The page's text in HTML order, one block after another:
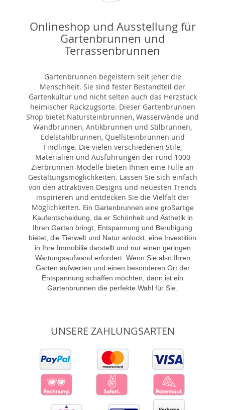
Onlineshop und Ausstellung für
Gartenbrunnen und
Terrassenbrunnen
Gartenbrunnen begeistern seit jeher die
Menschheit. Sie sind fester Bestandteil der
Gartenkultur und nicht selten auch das Herzstück
heimischer Rückzugsorte. Dieser Gartenbrunnen
Shop bietet Natursteinbrunnen, Wasserwände und
Wandbrunnen, Antikbrunnen und Stilbrunnen,
Edelstahlbrunnen, Quellsteinbrunnen und
Findlinge. Die vielen verschiedenen Stile,
Materialien und Ausführungen der rund 1000
Zierbrunnen-Modelle bieten Ihnen eine Fülle an
Gestaltungsmöglichkeiten. Lassen Sie sich einfach
von den attraktiven Designs und neuesten Trends
inspirieren und entdecken Sie die Vielfalt der
Möglichkeiten. Ein Gartenbrunnen eine großartige
Kaufentscheidung, da er Schönheit und Ästhetik in
Ihren Garten bringt, Entspannung und Beruhigung
bietet, die Tierwelt und Natur anlockt, eine Investition
in Ihre Immobilie darstellt und nur einen geringen
Wartungsaufwand erfordert. Wenn Sie also Ihren
Garten aufwerten und einen besonderen Ort der
Entspannung schaffen möchten, dann ist ein
Gartenbrunnen die perfekte Wahl für Sie.
UNSERE ZAHLUNGSARTEN